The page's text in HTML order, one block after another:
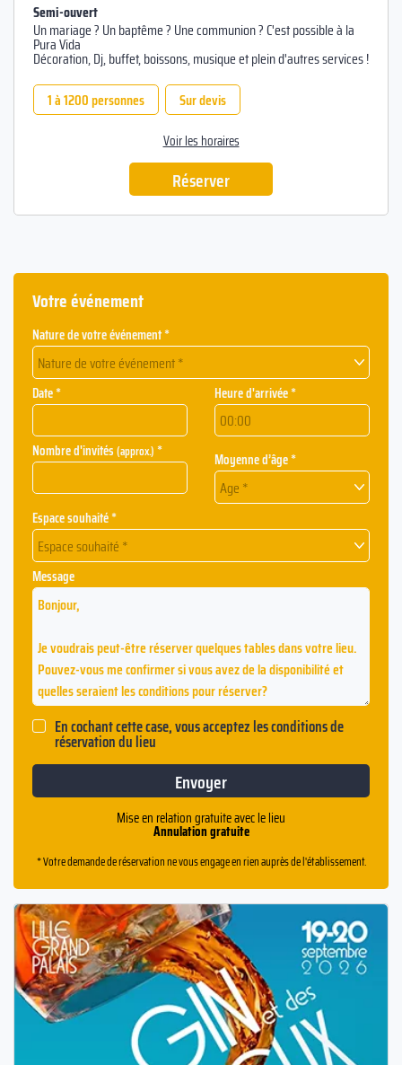
Semi-ouvert
Un mariage ? Un baptême ? Une communion ? C'est possible à la
Pura Vida
Décoration, Dj, buffet, boissons, musique et plein d'autres services !
1 à 1200 personnes
Sur devis
Voir les horaires
Réserver
Votre événement
Nature de votre événement *
Nature de votre événement *
Date * Heure d'arrivée *
Nombre d'invités(approx.)* Moyenne d’âge *
Age *
Espace souhaité *
Espace souhaité *
Message
En cochant cette case, vous acceptez les conditions de
réservation du lieu
Mise en relation gratuite avec le lieu
Annulation gratuite
* Votre demande de réservation ne vous engage en rien auprès de l'établissement.